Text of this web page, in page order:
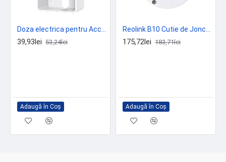
39,93lei 53,24lei
Adaugă în Coş
175,72lei 183,71lei
Adaugă în Coş